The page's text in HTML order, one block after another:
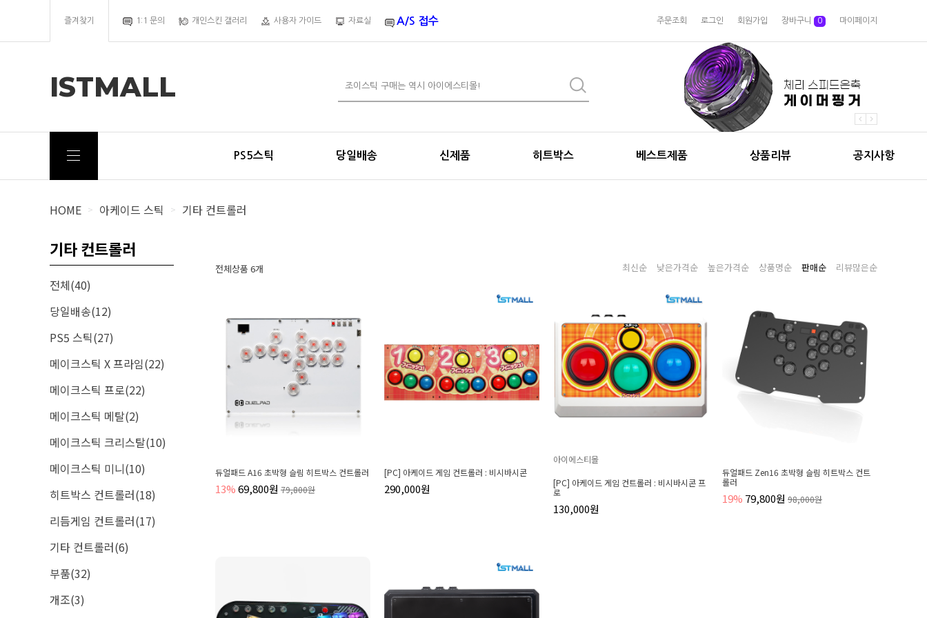
즐겨찾기 1:1 문의 개인스킨 갤러리 사용자 가이드 자료실 A/S 접수 주문조회 로그인 회원가입 장바구니 0 마이페이지
ISTMALL
PS5스틱 당일배송 신제품 히트박스 베스트제품 상품리뷰 공지사항
HOME > 아케이드 스틱 > 기타 컨트롤러
기타 컨트롤러
전체(40)
당일배송(12)
PS5 스틱(27)
메이크스틱 X 프라임(22)
메이크스틱 프로(22)
메이크스틱 메탈(2)
메이크스틱 크리스탈(10)
메이크스틱 미니(10)
히트박스 컨트롤러(18)
리듬게임 컨트롤러(17)
기타 컨트롤러(6)
부품(32)
개조(3)
전체상품 6개 최신순 낮은가격순 높은가격순 상품명순 판매순 리뷰많은순
듀얼패드 A16 초박형 슬림 히트박스 컨트롤러
13%69,800원 79,800원
[PC] 아케이드 게임 컨트롤러 : 비시바시콘
290,000원
아이에스티몰
[PC] 아케이드 게임 컨트롤러 : 비시바시콘 프
로
130,000원
듀얼패드 Zen16 초박형 슬림 히트박스 컨트
롤러
19% 79,800원 98,000원